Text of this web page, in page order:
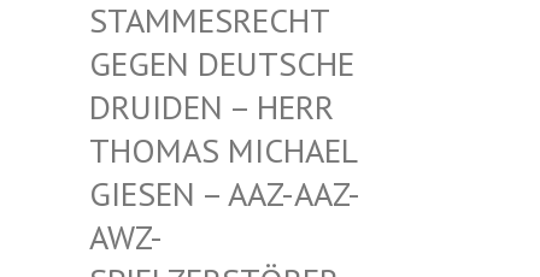
ESRECHT GEGEN
DEUTSCHE DRUID
EN – HERR THOMA
S MICHAEL GIESE
N – AAZ-AAZ-AWZ-S
PIEL